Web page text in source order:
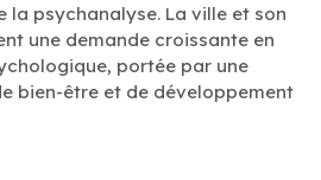
la psychanalyse. La ville et son
une demande croissante en
portée par une
bien-être et de développement